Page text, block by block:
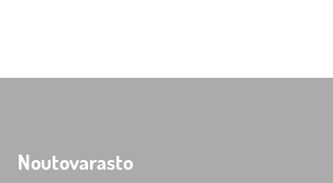
Noutovarasto